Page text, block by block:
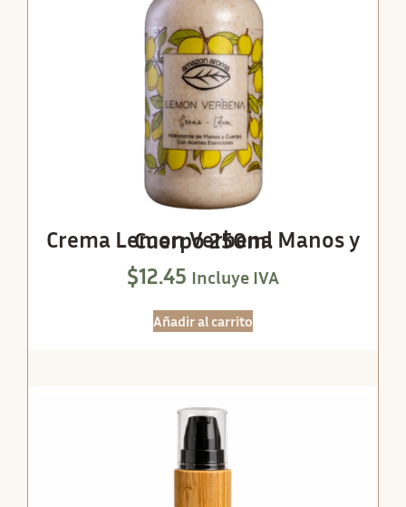
Crema Lemon Verbena Manos y Cuerpo 250ml
$12.45 Incluye IVA
Añadir al carrito